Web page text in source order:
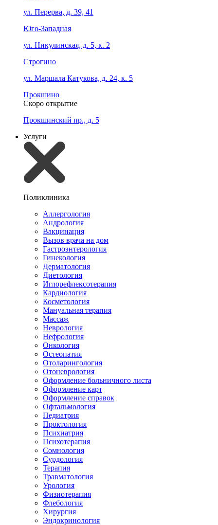
ул. Перерва, д. 39, 41
Юго-Западная
ул. Никулинская, д. 5, к. 2
Строгино
ул. Маршала Катукова, д. 24, к. 5
Прокшино
Скоро открытие
Прокшинский пр., д. 5
Услуги
Поликлиника
Аллергология
Андрология
Вакцинация
Вызов врача на дом
Гастроэнтерология
Гинекология
Дерматология
Диетология
Иглорефлексотерапия
Кардиология
Косметология
Мануальная терапия
Массаж
Неврология
Нефрология
Онкология
Остеопатия
Отоларингология
Отоневрология
Оформление больничного листа
Оформление карт
Оформление справок
Офтальмология
Педиатрия
Проктология
Психиатрия
Психотерапия
Сомнология
Сурдология
Терапия
Травматология
Урология
Физиотерапия
Флебология
Хирургия
Эндокринология